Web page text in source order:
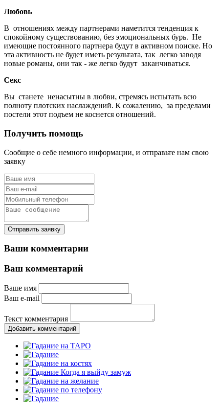
Любовь
В отношениях между партнерами наметится тенденция к
спокойному существованию, без эмоциональных бурь. Не
имеющие постоянного партнера будут в активном поиске. Но
эта активность не будет иметь результата, так легко заводя
новые романы, они так - же легко будут заканчиваться.
Секс
Вы станете ненасытны в любви, стремясь испытать всю
полноту плотских наслаждений. К сожалению, за пределами
постели этот подъем не коснется отношений.
Получить помощь
Сообщие о себе немного информации, и отправьте нам свою
заявку
Отправить заявку
Ваши комментарии
Ваш комментарий
Ваше имя
Ваш e-mail
Текст комментария
Добавить комментарий